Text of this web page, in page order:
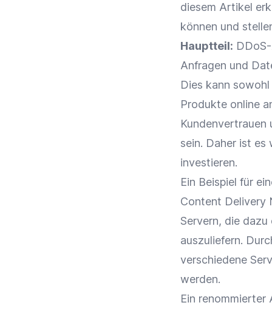
diesem Artikel
können und
Hauptteil:
Anfragen und
Dies kann
Produkte online
Kundenvertrauen
sein. Daher ist
investieren.
Ein Beispiel für
Content Delivery
Servern, die
auszuliefern.
verschiedene
werden.
Ein renommierter